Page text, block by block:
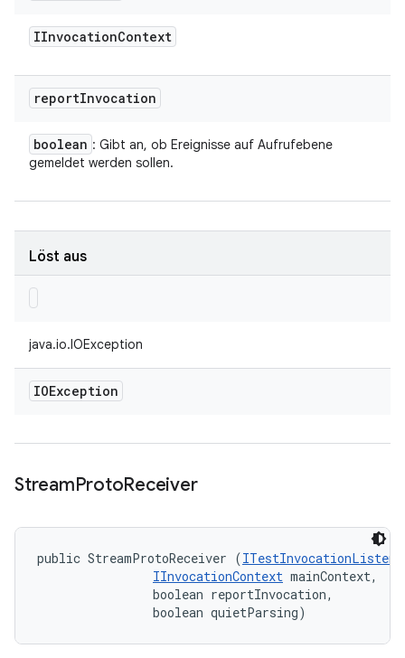
IInvocationContext
reportInvocation
boolean : Gibt an, ob Ereignisse auf Aufrufebene
gemeldet werden sollen.
Löst aus
java.io.IOException
IOException
StreamProtoReceiver
public StreamProtoReceiver (
IInvocationContext mainContext,
                boolean reportInvocation,
                boolean quietParsing)